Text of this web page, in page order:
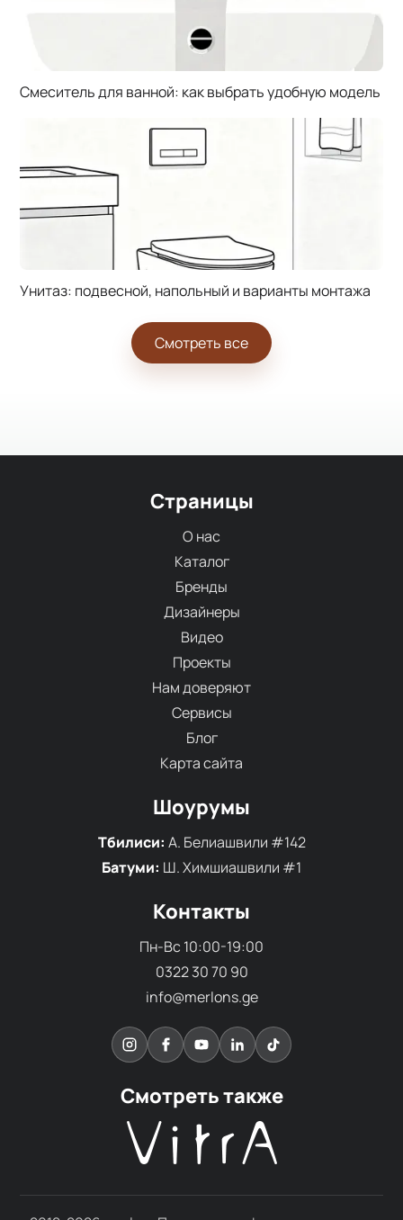
Смеситель для ванной: как выбрать удобную модель
Унитаз: подвесной, напольный и варианты монтажа
Смотреть все
Страницы
О нас
Каталог
Бренды
Дизайнеры
Видео
Проекты
Нам доверяют
Сервисы
Блог
Карта сайта
Шоурумы
Тбилиси: А. Белиашвили #142
Батуми: Ш. Химшиашвили #1
Контакты
Пн-Вс 10:00-19:00
0322 30 70 90
info@merlons.ge
Смотреть также